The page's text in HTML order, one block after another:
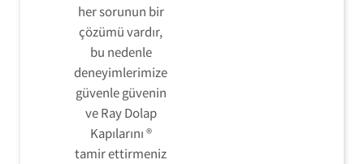
her sorunun bir
çözümü vardır,
bu nedenle
deneyimlerimize
güvenle güvenin
ve Ray Dolap
Kapılarını ®
tamir ettirmeniz